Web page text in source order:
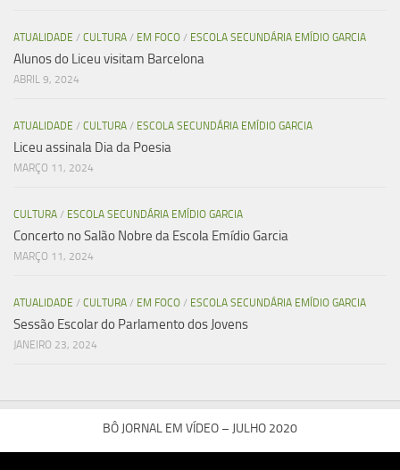
ATUALIDADE / CULTURA / EM FOCO / ESCOLA SECUNDÁRIA EMÍDIO GARCIA
Alunos do Liceu visitam Barcelona
ABRIL 9, 2024
ATUALIDADE / CULTURA / ESCOLA SECUNDÁRIA EMÍDIO GARCIA
Liceu assinala Dia da Poesia
MARÇO 11, 2024
CULTURA / ESCOLA SECUNDÁRIA EMÍDIO GARCIA
Concerto no Salão Nobre da Escola Emídio Garcia
MARÇO 11, 2024
ATUALIDADE / CULTURA / EM FOCO / ESCOLA SECUNDÁRIA EMÍDIO GARCIA
Sessão Escolar do Parlamento dos Jovens
JANEIRO 23, 2024
BÔ JORNAL EM VÍDEO – JULHO 2020